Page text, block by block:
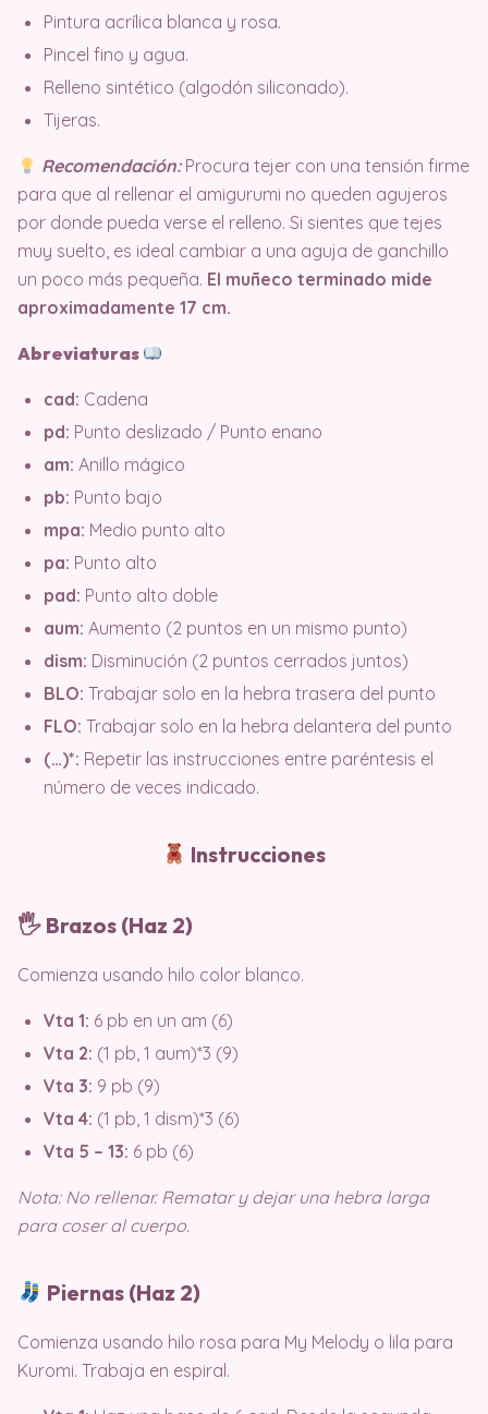
Pintura acrílica blanca y rosa.
Pincel fino y agua.
Relleno sintético (algodón siliconado).
Tijeras.
Recomendación:Procura tejer con una tensión firme
para que al rellenar el amigurumi no queden agujeros
por donde pueda verse el relleno. Si sientes que tejes
muy suelto, es ideal cambiar a una aguja de ganchillo
un poco más pequeña. El muñeco terminado mide
aproximadamente 17 cm.
Abreviaturas
cad: Cadena
pd: Punto deslizado / Punto enano
am: Anillo mágico
pb: Punto bajo
mpa: Medio punto alto
pa: Punto alto
pad: Punto alto doble
aum: Aumento (2 puntos en un mismo punto)
dism: Disminución (2 puntos cerrados juntos)
BLO: Trabajar solo en la hebra trasera del punto
FLO: Trabajar solo en la hebra delantera del punto
(…)*: Repetir las instrucciones entre paréntesis el
número de veces indicado.
Instrucciones
🖐️ Brazos (Haz 2)
Comienza usando hilo color blanco.
Vta 1: 6 pb en un am (6)
Vta 2: (1 pb, 1 aum)*3 (9)
Vta 3: 9 pb (9)
Vta 4: (1 pb, 1 dism)*3 (6)
Vta 5 – 13: 6 pb (6)
Nota: No rellenar. Rematar y dejar una hebra larga
para coser al cuerpo.
Piernas (Haz 2)
Comienza usando hilo rosa para My Melody o lila para
Kuromi. Trabaja en espiral.